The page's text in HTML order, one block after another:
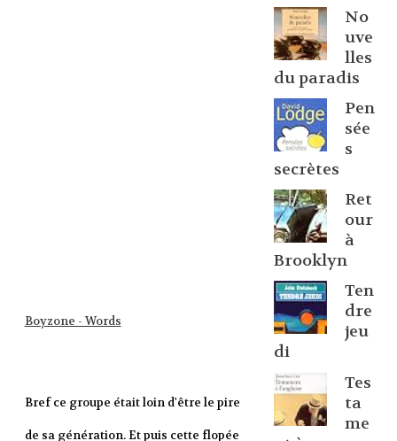
Boyzone - Words
Bref ce groupe était loin d'être le pire
de sa génération. Et puis cette flopée
No
uve
lles
du paradis
Pen
sée
s
secrètes
Ret
our
à
Brooklyn
Ten
dre
jeu
di
Tes
ta
me